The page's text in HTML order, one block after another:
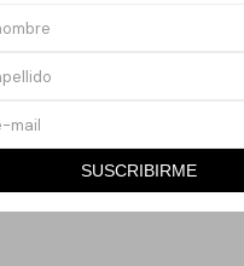
SUSCRIBIRME
toca, nacen arcoíris que
si cada rayo se convirtiera en
suaves, casi como si el
en forma de reflejo. ?